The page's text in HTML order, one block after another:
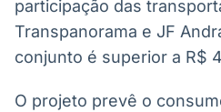
Soluções de Dados
e Conteúdos
participação das
Transpanorama e JF
conjunto é superior a R$
O projeto prevê o